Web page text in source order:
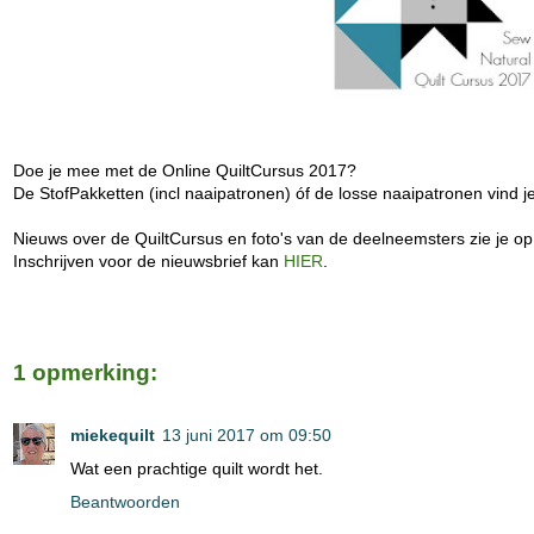
Doe je mee met de Online QuiltCursus 2017?
De StofPakketten (incl naaipatronen) óf de losse naaipatronen vind
Nieuws over de QuiltCursus en foto's van de deelneemsters zie je
Inschrijven voor de nieuwsbrief kan HIER
1 opmerking:
miekequilt 13 juni 2017 om 09:50
Wat een prachtige quilt wordt het.
Beantwoorden